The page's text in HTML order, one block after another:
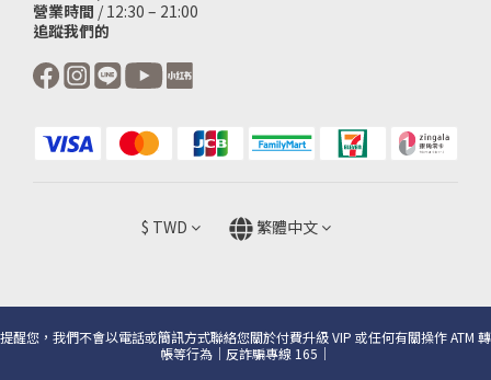
營業時間 / 12:30 – 21:00
追蹤我們的
$ TWD 繁體中文
提醒您，我們不會以電話或簡訊方式聯絡您關於付費升級 VIP 或任何有關操作 ATM 轉
帳等行為｜反詐騙專線 165｜